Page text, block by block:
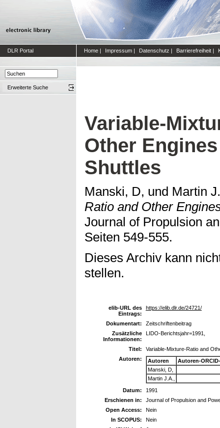
DLR Portal Home | Impressum | Datenschutz | Barrierefreiheit |
Erweiterte Suche
Variable-
Other
Shuttles
Manski, D, und Martin
Ratio and Other
Journal of Propulsion
Seiten 549-555.
Dieses Archiv kann
stellen.
elib-URL des
Eintrags:
https://elib.dlr.de/24721/
Dokumentart:
Zeitschriftenbeitrag
Zusätzliche
Informationen:
LIDO-Berichtsjahr=1991,
Titel:
Variable-Mixture-Ratio and
Autoren:
Autoren
Autoren-
Manski, D,
Martin J.A.,
Datum:
1991
Erschienen in:
Journal of Propulsion and
Open Access:
Nein
In SCOPUS:
Nein